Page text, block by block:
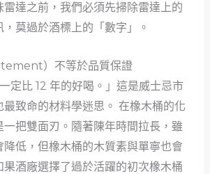
達之前，我們必須先掃除雷達上的
莫過於酒標上的「數字」。
）不等於品質保證
定比 12 年的好喝。」這是威士忌市
致命的材料學迷思。 在橡木桶的化
一把雙面刃。隨著陳年時間拉長，雖
降低，但橡木桶的木質素與單寧也會
果酒廠選擇了過於活躍的初次橡木桶